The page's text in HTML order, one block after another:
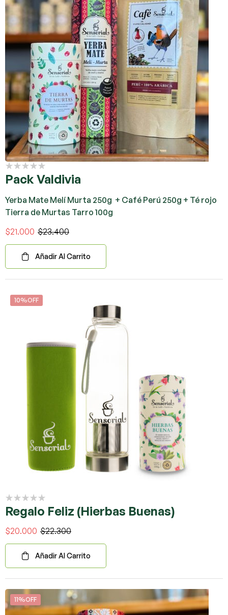
Pack Valdivia
Yerba Mate Melí Murta 250g + Café Perú 250g + Té rojo
Tierra de Murtas Tarro 100g
$23.400
$21.000
Añadir Al Carrito
10%OFF
Regalo Feliz (Hierbas Buenas)
$22.300
$20.000
Añadir Al Carrito
11%OFF